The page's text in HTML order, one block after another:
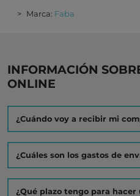
Marca: Faba
INFORMACIÓN
ONLINE
¿Cuándo voy a recibir mi
¿Cuáles son los gastos de
¿Qué plazo tengo para